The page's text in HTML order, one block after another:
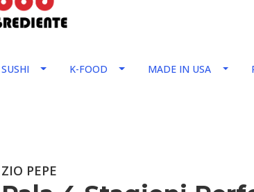
K-FOOD MADE IN USA
ZIO PEPE